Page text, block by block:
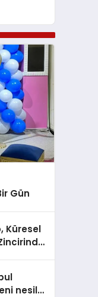
Gün
Küresel
nesil